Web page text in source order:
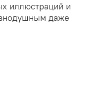
иллюстраций и
даже